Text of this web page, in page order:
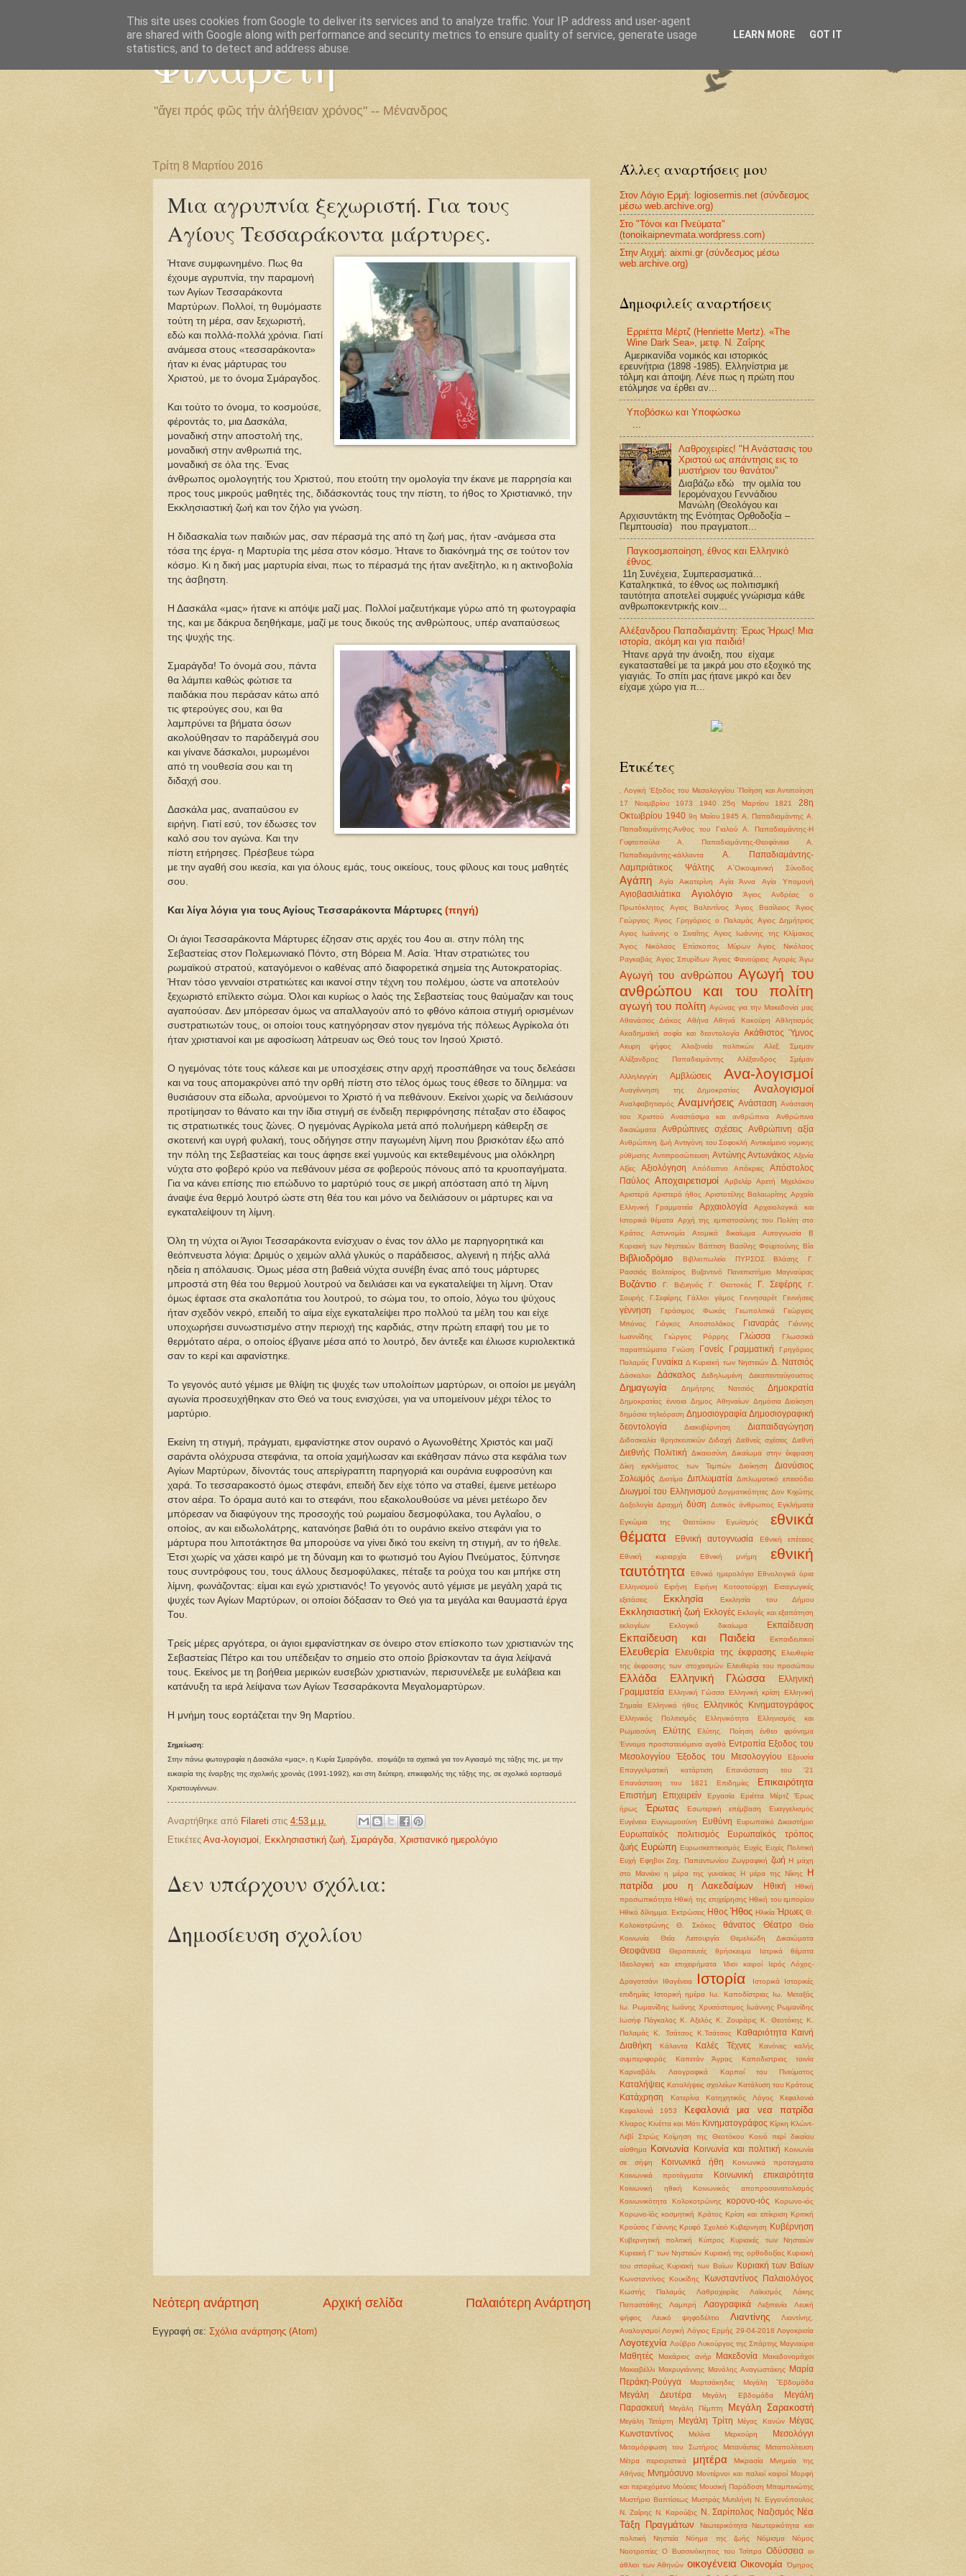
Φιλαρέτη
"ἄγει πρός φῶς τήν ἀλήθειαν χρόνος" -- Μένανδρος
Τρίτη 8 Μαρτίου 2016
Μια αγρυπνία ξεχωριστή. Για τους
Αγίους Τεσσαράκοντα μάρτυρες.
Ήτανε συμφωνημένο. Πως θα
έχουμε αγρυπνία, την παραμονή
των Αγίων Τεσσαράκοντα
Μαρτύρων. Πολλοί, τη θυμόμαστε
τούτη τη μέρα, σαν ξεχωριστή,
εδώ και πολλά-πολλά χρόνια. Γιατί
ανάμεσα στους «τεσσαράκοντα»
ήταν κι ένας μάρτυρας του
Χριστού, με το όνομα Σμάραγδος.
Και τούτο το όνομα, το κοσμούσε,
φέροντάς το, μια Δασκάλα,
μοναδική στην αποστολή της,
μοναδική στην ανθρωπιά της,
μοναδική σε όλα της. Ένας
άνθρωπος ομολογητής του Χριστού, που ετούτη την ομολογία την έκανε με παρρησία και
προς τους μικρούς μαθητές της, διδάσκοντάς τους την πίστη, το ήθος το Χριστιανικό, την
Εκκλησιαστική ζωή και τον ζήλο για γνώση.
Η διδασκαλία των παιδιών μας, σαν πέρασμά της από τη ζωή μας, ήταν -ανάμεσα στα
τόσα της έργα- η Μαρτυρία της μέσα στον κόσμο. Ήτανε το διακόνημά της σε τούτον τον
κόσμο. Κι η δική μας μαρτυρία είναι, πως το πέρασμά της ήταν ανεξίτηλο, κι η ακτινοβολία
της άσβηστη.
Η Δασκάλα «μας» ήτανε κι απόψε μαζί μας. Πολλοί μαζευτήκαμε γύρω από τη φωτογραφία
της, και με δάκρυα δεηθήκαμε, μαζί με τους δικούς της ανθρώπους, υπέρ αναπαύσεως
της ψυχής της.
Σμαράγδα! Το όνομά σου, πάντα
θα λάμπει καθώς φώτισε τα
παιδάκια που περάσαν κάτω από
τις φτερούγες σου, και θα
λαμπρύνει τα βήματα όσων
ακολούθησαν το παράδειγμά σου
και γίνανε δάσκαλοι, μυρωμένοι
από τη νουθεσία σου και τη
διδαχή σου.
Δασκάλα μας, αναπαύσου εν
ειρήνη. Γιατί εσύ, τον έδωσες τον
καλό σου τον αγώνα. Και την
πίστη ετήρησες. Πρέσβευε τώρα
με την αγαθή σου ικεσία, και για όλους εμάς, τους οικείους, τους φίλους και τους μαθητές
σου.
Και λίγα λόγια για τους Αγίους Τεσσαράκοντα Μάρτυρες (πηγή)
Οι άγιοι Τεσσαράκοντα Μάρτυρες έζησαν στις αρχές του 4ου αι. στην πόλη της
Σεβαστείας στον Πολεμωνιακό Πόντο, στη Βόρεια Μ. Ασία. Ήταν στρατιώτες του
ρωμαϊκού στρατού, καταγόμενοι ο καθένας από διαφορετικά σημεία της Αυτοκρατορίας.
Ήταν τόσο γενναίοι στρατιώτες και ικανοί στην τέχνη του πολέμου, ώστε να αποτελούν
ξεχωριστό επίλεκτο σώμα. Όλοι και κυρίως ο λαός της Σεβαστείας τους θαύμαζαν και τους
αγαπούσαν. Δεν μπόρεσαν όμως να απαλλαγούν από το φθόνο κάποια στιγμή ορισμένων
συστρατιωτών τους, οι οποίοι τους κατηγόρησαν στον ηγεμόνα τής πόλεως Αγρίκολα ότι
ήταν χριστιανοί και με αφοσίωση λάτρευαν ως Θεό τους τον Ιησού Χριστό.
Ο ηγεμόνας τότε τους κάλεσε και με υποσχέσεις στην αρχή προσπάθησε να τους δελεάσει
και να τους απομακρύνει από την ορθή πίστη στο τέλος όμως τους έθεσε το δίλημμα: να
θυσιάσουν στα είδωλα, αρνούμενοι το Χριστό ή να πεθάνουν. Εκείνοι χωρίς να δειλιάσουν
προτίμησαν το θάνατο και την ίδια στιγμή σε ένδειξη περιφρόνησης πέταξαν στο έδαφος
τις στρατιωτικές τους ζώνες. Ο ηγεμόνας Αγρίκολα μετά από πολυήμερη κάθειρξη σε
σκοτεινή και υγρή φυλακή, τους οδήγησε στην παγωμένη λίμνη που βρισκόταν έξω από
την πόλη της Σεβαστείας και τους άφησε εκεί γυμνούς και εκτεθειμένους μια ολόκληρη
νύχτα στο φοβερό κρύο να πεθάνουν μέσα σε φοβερούς πόνους από τα κρυοπαγήματα.
Για να κάνει επίσης πιο επώδυνο το μαρτύριό τους σε μικρή απόσταση από τη λίμνη
άναψε ένα θερμό λουτρό ώστε στη θέα του και μόνο να δειλιάσουν οι μάρτυρες και να
εγκαταλείψουν τη λίμνη.
Όλη τη νύχτα οι Άγιοι Τεσσαράκοντα ενίσχυαν ο ένας τον άλλο με παρηγορητικά και
θεόπνευστα λόγια: Δριμύς ο χειμών αλλά γλυκύς ο παράδεισος, αλγεινή η πήξις αλλά
ηδεία η απόλαυσις. Όμως μέσα στη βαθειά νύχτα συνέβη ένας από τους μάρτυρες
μπροστά στη θέα του θερμού λουτρού να δειλιάσει και να εγκαταλείψει τη λίμνη. Όταν
όμως έφτασε στα σκαλοπάτια του λουτρού, το σώμα του, το οποίο, λόγω του ψύχους
ήταν σχεδόν νεκρό, επειδή το αίμα είχε εγκαταλείψει προ πολλού τα μέλη του και είχε
υποχωρήσει συνωστισμένο στην περιοχή της καρδιάς, στην πρώτη επαφή του με το
θερμότατο αέρα, ο οποίος έβγαινε μέσα από το λουτρό, δεν άντεξε και έλιωσε κυριολεκτικά
σαν το κερί και αφανίστηκε.
Το γεγονός αυτό γέμισε με θλίψη τις ψυχές των υπολοίπων μαρτύρων, οι οποίοι με μεγάλη
αγωνία προσευχήθηκαν στο Θεό να τους ενισχύσει, για να υπομείνουν μέχρι τέλος το
μαρτύριο.
Εκείνη τη στιγμή, πράγματι, εμφανίστηκε στον ουρανό ο Αγωνοθέτης Χριστός και μαζί
σαράντα ολόχρυσα στεφάνια, τα οποία χαμήλωσαν και εκάθησαν πάνω στα κεφάλια των
Αγίων Μαρτύρων, δίνοντάς τους απερίγραπτη παρηγοριά και ουράνια ευφροσύνη και
χαρά. Το τεσσαρακοστό όμως στεφάνι, επειδή δεν είχε τόπο να σταθεί, έμεινε μετέωρο
στον αέρα. Το όραμα αυτό και το στεφάνι, που εξακολουθούσε να μένει μετέωρο δεν
μπόρεσαν να διαφύγουν της προσοχής τού ρωμαίου δεσμοφύλακα, του Αγλαΐου, ο
οποίος, αν και ειδωλολάτρης, κατανόησε βαθιά ότι το ουράνιο εκείνο στεφάνι για το
μάρτυρα που λιποτάκτησε θα μπορούσε να γίνει δικό του εκείνη τη στιγμή, αν το ήθελε.
Έτσι χωρίς να χάσει καιρό με τη δύναμη και το φωτισμό του Αγίου Πνεύματος, ξύπνησε
τους συντρόφους του, τους άλλους δεσμοφύλακες, πέταξε τα ρούχα του και μπήκε στη
λίμνη, φωνάζοντας: είμαι και εγώ χριστιανός! Το γεγονός αυτό γέμισε με μεγάλη χαρά τις
ψυχές των Αγίων Μαρτύρων, οι οποίοι δόξασαν το Θεό για τα μεγάλα και θαυμαστά έργα
Του.
Τρείς μέρες αργότερα, οι άγιοι εμφανίστηκαν σε όνειρο στον επίσκοπο των χριστιανών της
Σεβαστείας Πέτρο και του υπέδειξαν το σημείο στο οποίο βρίσκονταν τα άγια λείψανά
τους. Εκείνος με τη βοήθεια μερικών ευσεβών χριστιανών, περισυνέλεξε με ευλάβεια και
κατάνυξη τα ιερά λείψανα των Αγίων Τεσσαράκοντα Μεγαλομαρτύρων.
Η μνήμη τους εορτάζεται την 9η Μαρτίου.
Σημείωση:
Στην πάνω φωτογραφία η Δασκάλα «μας», η Κυρία Σμαράγδα, ετοιμάζει τα σχετικά για τον Αγιασμό της τάξης της, με την
ευκαιρία της έναρξης της σχολικής χρονιάς (1991-1992), και στη δεύτερη, επικεφαλής της τάξης της, σε σχολικό εορτασμό
Χριστουγέννων.
Αναρτήθηκε από Filareti στις 4:53 μ.μ.
Ετικέτες Ανα-λογισμοί, Εκκλησιαστική ζωή, Σμαράγδα, Χριστιανικό ημερολόγιο
Δεν υπάρχουν σχόλια:
Δημοσίευση σχολίου
Νεότερη ανάρτηση Παλαιότερη Ανάρτηση
Αρχική σελίδα
Εγγραφή σε: Σχόλια ανάρτησης (Atom)
Άλλες αναρτήσεις μου
Στον Λόγιο Ερμή: logiosermis.net (σύνδεσμος
μέσω web.archive.org)
Στο "Τόνοι και Πνεύματα"
(tonoikaipnevmata.wordpress.com)
Στην Αιχμή: aixmi.gr (σύνδεσμος μέσω
web.archive.org)
Δημοφιλείς αναρτήσεις
Ερριέττα Μέρτζ (Henriette Mertz). «The
Wine Dark Sea», μετφ. Ν. Ζαΐρης
Αμερικανίδα νομικός και ιστορικός
ερευνήτρια (1898 -1985). Ελληνίστρια με
τόλμη και άποψη. Λένε πως η πρώτη που
ετόλμησε να έρθει αν...
Υποβόσκω και Υποφώσκω
...
Λαθροχειρίες! "Η Ανάστασις του
Χριστού ως απάντησις εις το
μυστήριον του θανάτου"
Διαβάζω εδώ την ομιλία του
Ιερομόναχου Γεννάδιου
Μανώλη (Θεολόγου και
Αρχισυντάκτη της Ενότητας Ορθοδοξία –
Πεμπτουσία) που πραγματοπ...
Παγκοσμιοποίηση, έθνος και Ελληνικό
έθνος.
11η Συνέχεια, Συμπερασματικά...
Καταληκτικά, το έθνος ως πολιτισμική
ταυτότητα αποτελεί συμφυές γνώρισμα κάθε
ανθρωποκεντρικής κοιν...
Αλέξανδρου Παπαδιαμάντη: Έρως Ήρως! Μια
ιστορία, ακόμη και για παιδιά!
Ήτανε αργά την άνοιξη, που είχαμε
εγκατασταθεί με τα μικρά μου στο εξοχικό της
γιαγιάς. Το σπίτι μας ήτανε μικρό και δεν
είχαμε χώρο για π...
Ετικέτες
. Λογική 'Εξοδος του Μεσολογγίου ΄Ποίηση και Αντιποίηση
17 Νοεμβρίου 1973
1940 25η Μαρτίου 1821
28η
Οκτωβρίου 1940 9η Μαίου 1945 Α. Παπαδιαμάντης Α.
Παπαδιαμάντης-Άνθος του Γιαλού
Α. Παπαδιαμάντης-Η
Γυφτοπούλα
Α. Παπαδιαμάντης-Θεοφάνεια
Α.
Παπαδιαμάντης-κάλλαντα
Α. Παπαδιαμάντης-
Λαμπριάτικος Ψάλτης
Α΄Οικουμενική Σύνοδος
Αγάπη Αγία Αικατερίνη Αγία Άννα Αγία Υπομονή
Αγιοβασιλιάτικα Αγιολόγιο
Άγιος Ανδρέας ο
Πρωτόκλητος
Αγιος Βαλεντίνος Άγιος Βασίλειος
Άγιος
Γεώργιος
Άγιος Γρηγόριος ο Παλαμάς Αγιος Δημήτριος
Αγιος Ιωάννης ο Σιναΐτης
Αγιος Ιωάννης της Κλίμακος
Άγιος Νικόλαος Επίσκοπος Μύρων
Αγιος Νικόλαος
Ραγκαβάς Αγιος Σπυρίδων Άγιος Φανούριος Αγορές Άγω
Αγωγή του ανθρώπου Αγωγή του
ανθρώπου και του πολίτη
αγωγή του πολίτη Αγώνας για την Μακεδονία μας
Αθανάσιος Διάκος
Αθήνα Αθηνά Κακούρη
Αθλητισμός
Ακαδημαϊκή σοφία και δεοντολογία Ακάθιστος Ύμνος
Ακυρη ψήφος Αλαζονεία πολιτικών
Αλεξ. Σμεμαν
Αλέξανδρος Παπαδιαμάντης
Αλέξανδρος Σμέμαν
Αλληλεγγύη Αμβλώσεις Ανα-λογισμοί
Αναγέννηση της Δημοκρατίας Αναλογισμοί
Αναλφαβητισμός Αναμνήσεις Ανάσταση Ανάσταση
του Χριστού
Αναστάσιμα και ανθρώπινα
Ανθρώπινα
δικαιώματα
Ανθρώπινες σχέσεις Ανθρώπινη αξία
Ανθρώπινη ζωή Αντιγόνη του Σοφοκλή Αντικείμενο νομικης
ρύθμισης Αντιπροσώπευση Αντώνης Αντωνάκος Αξενία
Αξίες
Αξιολόγηση Απόδειπνο Απόκριες
Απόστολος
Παύλος Αποχαιρετισμοί Αρβελέρ
Αρετή Μιχελάκου
Αριστερά Αριστερό ήθος Αριστοτέλης Βαλαωρίτης Αρχαία
Ελληνική Γραμματεία
Αρχαιολογία
Αρχαιολογικά και
Ιστορικά θέματα Αρχή της εμπιστοσύνης του Πολίτη στο
Κράτος
Αστυνομία Ατομικό δικαίωμα Αυτογνωσία
Β
Κυριακή των Νηστειών Βάπτιση Βασίλης Φουρτούνης Βία
Βιβλιοδρόμιο Βιβλιοπωλείο ΠΥΡΣΟΣ
Βλάσης Γ.
Ρασσιάς
Βολταίρος Βυζαντινό Πανεπιστήμιο Μαγναύρας
Βυζάντιο Γ. Βιζυηνός Γ. Θεοτοκάς Γ. Σεφέρης
Γ.
Σουρής
Γ.Σεφέρης Γάλλοι γάμος Γεννησαρέτ Γεννήσεις
γέννηση Γεράσιμος Φωκάς Γεωπολιτικά
Γεώργιος
Μπόνος
Γιάγκος Αποστολάκος Γιαναράς
Γιάννης
Ιωαννίδης
Γιώργος Ρόρρης Γλώσσα
Γλωσσικά
παραπτώματα
Γνώση Γονείς Γραμματική
Γρηγόριος
Παλαμάς Γυναίκα Δ Κυριακή των Νηστειών Δ. Νατσιός
Δάσκαλοι Δάσκαλος Δεδηλωμένη Δεκαπενταύγουστος
Δημαγωγία Δημήτρης Νατσιός Δημοκρατία
Δημοκρατίας έννοια Δημος Αθηναίων Δημόσια Διοίκηση
δημόσια τηλεόραση Δημοσιογραφία Δημοσιογραφική
δεοντολογία
Διακυβέρνηση Διαπαιδαγώγηση
Διδασκαλία θρησκευτικών Διδαχή Διεθνείς σχέσεις Διεθνή
Διεθνής Πολιτική Δικαιοσύνη
Δικαίωμα στην έκφραση
Δίκη εγκλήματος των Τεμπών
Διοίκηση
Διονύσιος
Σολωμός Διοτίμα Διπλωματία Διπλωματικό επεισόδιο
Διωγμοί του Ελληνισμού Δογματικότητες Δον Κιχώτης
Δοξολογία Δραχμή δύση Δυτικός άνθρωπος Εγκλήματα
Εγκώμια της Θεοτόκου Εγωϊσμός
εθνικά
θέματα
Εθνική αυτογνωσία Εθνική επέτειος
Εθνική κυριαρχία Εθνική μνήμη
εθνική
ταυτότητα
Εθνικό ημερολόγιο Εθνολογικά όρια
Ελληνισμού
Ειρήνη Ειρήνη Κοτσοτούρχη
Εισαγωγικές
εξετάσεις
Εκκλησία Εκκλησία του Δήμου
Εκκλησιαστική ζωή Εκλογές Εκλογές και εξαπάτηση
εκλογέων
Εκλογικό δικαίωμα Εκπαίδευση
Εκπαίδευση και Παιδεία Εκπαιδευτικοί
Ελευθερία Ελευθερία της έκφρασης
Ελευθερία
της έκφρασης των στοχασμών Ελευθερία του προσώπου
Ελλάδα Ελληνική Γλώσσα
Ελληνική
Γραμματεία Ελληνική Γώσσα Ελληνική κρίση
Ελληνική
Σημαία
Ελληνικό ήθος Ελληνικός Κινηματογράφος
Ελληνικός Πολιτισμός Ελληνικότητα
Ελληνισμός και
Ρωμιοσύνη
Ελύτης Ελύτης. Ποίηση
ένθεο φρόνημα
Έννομα προστατευόμενα αγαθά Εντροπία Εξοδος του
Μεσολογγίου
Έξοδος του Μεσολογγίου
Εξουσία
Επαγγελματική κατάρτιση
Επανάσταση του '21
Επανάσταση του 1821
Επιδημίες Επικαιρότητα
Επιστήμη Επιχειρείν Εργασία Εριέττα Μέρτζ
Έρως
ήρως
Έρωτας Εσωτερική επέμβαση
Ευαγγελισμός
Ευγένεια Ευγνωμοσύνη Ευθύνη Ευρωπαϊκό Δικαστήριο
Ευρωπαϊκός πολιτισμός
Ευρωπαϊκός τρόπος
ζωής Ευρώπη Ευρωσκεπτικισμός Ευχές Ευχές Πολιτική
Ευχή Εφηβοι Ζαχ. Παπαντωνίου Ζωγραφική ζωή Η μάχη
στο Μανιάκι η μέρα της γυναίκας Η μέρα της Νίκης
Η
πατρίδα μου η Λακεδαίμων
Ηθική
Ηθική
προσωπικότητα Ηθική της επιχείρησης Ηθική του εμπορίου
Ηθικό δίλημμα. Εκτρώσεις Ηθος Ήθος Ηλικία Ήρωες Θ.
Κολοκοτρώνης
Θ. Σκόκος θάνατος Θέατρο
Θεία
Κοινωνία
Θεία Λειτουργία Θεμελιώδη Δικαιώματα
Θεοφάνεια Θεραπευτές θρήσκευμα
Ιατρικά θέματα
Ιδεολογική και επιχειρήματα
Ίδιοι καιροί Ιερός Λόχος-
Δραγατσάνι Ιθαγένεια Ιστορία Ιστορικά
Ιστορικές
επιδημίες
Ιστορική ημέρα Ιω. Καποδίστριας
Ιω. Μεταξάς
Ιω. Ρωμανίδης Ιωάνης Χρυσόστομος Ιωάννης Ρωμανίδης
Ιωσήφ Πάγκαλος Κ. Αξελός Κ. Ζουράρις Κ. Θεοτόκης Κ.
Παλαμάς Κ. Τσάτσος Κ.Τσάτσος Καθαριότητα
Καινή
Διαθήκη
Κάλαντα Καλές Τέχνες
Κανόνες καλής
συμπεριφοράς
Καπετάν Άγρας
Καποδιστριας ταινία
Καρναβάλι. Λαογραφικά
Καρποί του Πνεύματος
Καταλήψεις Καταλήψεις σχολείων Κατάλυση του Κράτους
Κατάχρηση Κατερίνα Κατηχητικός Λόγος
Κεφαλονιά
Κεφαλονιά 1953
Κεφαλονιά μια νεα πατρίδα
Κίναρος Κινέττα και Μάτι Κινηματογράφος Κίρκη Κλώντ-
Λεβί Στρώς
Κοίμηση της Θεοτόκου
Κοινό περί δικαίου
αίσθημα
Κοινωνία Κοινωνία και πολιτική Κοινωνία
σε σήψη
Κοινωνικά ήθη
Κοινωνικά προταγματα
Κοινωνικά προτάγματα
Κοινωνική επικαιρότητα
Κοινωνική ηθική
Κοινωνικός αποπροσανατολισμός
Κοινωνικότητα
Κολοκοτρώνης κορονο-ιός
Κορωνο-ιός
Κορωνο-ϊός κοσμητική Κράτος Κρίση και επίκριση Κριτική
Κρούσος Γιάννης Κρυφό Σχολειό Κυβερνηση Κυβέρνηση
Κυβερνητική πολιτική Κύπρος
Κυριακές των Νηστειών
Κυριακή Γ' των Νηστειών Κυριακή της ορθοδοξίας Κυριακή
του σπορέως Κυριακή των Βαίων Κυριακή των Βαϊων
Κωνσταντίνος Κουκίδης Κωνσταντίνος Παλαιολόγος
Κωστής Παλαμάς Λαθροχειρίες Λαϊκισμός
Λάκης
Παπαστάθης
Λαμπρή Λαογραφικά Λεξιπενία
Λευκή
ψήφος
Λευκό ψηφοδέλτιο Λιαντίνης
Λιαντίνης.
Αναλογισμοί Λογική Λόγιος Ερμής 29-04-2018 Λογοκρισία
Λογοτεχνία Λούβρο Λυκούργος της Σπάρτης Μαγναύρα
Μαθητές Μακάριος ανήρ Μακεδονία
Μακεδονομάχοι
Μακιαβέλλι Μακρυγιάννης Μανόλης Αναγωστάκης
Μαρία
Περάκη-Ρούγγα
Μαρτσάκηδες Μεγάλη ΅Εβδομάδα
Μεγάλη Δευτέρα Μεγάλη Εβδομάδα
Μεγάλη
Παρασκευή
Μεγάλη Πέμπτη Μεγάλη Σαρακοστή
Μεγάλη Τετάρτη Μεγάλη Τρίτη Μέγας Κανών
Μέγας
Κωνσταντίνος
Μελίνα Μερκούρη Μεσολόγγι
Μεταμόρφωση του Σωτήρος Μετανάστες
Μεταπολίτευση
Μέτρα περιοριστικά
μητέρα Μικρασία
Μνημεία της
Αθήνας Μνημόσυνο Μοντέρνοι και παλιοί καιροί Μορφή
και περιεχόμενο Μούσες Μουσική Παράδοση Μπαμπινιώτης
Μυστήριο Βαπτίσεως Μυστράς Μυτιλήνη Ν. Εγγονόπουλος
Ν. Ζαΐρης Ν. Καρούζος Ν. Σαρίπολος Ναζισμός Νέα
Τάξη Πραγμάτων
Νεωτερικότητα
Νεωτερικότητα και
πολιτική
Νηστεία Νόημα της ζωής Νόμισμα
Νόμος
Νοοτροπίες Ο Βυσσινόκηπος του Τσίπρα Οδύσσεια οι
άθλιοι των Αθηνών οικογένεια Οικονομία
Όμηρος
This site uses cookies from Google to deliver its services and to analyze traffic. Your IP address and user-agent
are shared with Google along with performance and security metrics to ensure quality of service, generate usage
statistics, and to detect and address abuse.
LEARN MORE GOT IT